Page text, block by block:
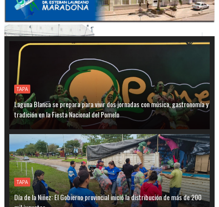
TAPA
Laguna Blanca se prepara para vivir dos jornadas con música, gastronomía y
tradición en la Fiesta Nacional del Pomelo
TAPA
Día de la Niñez: El Gobierno provincial inició la distribución de más de 200